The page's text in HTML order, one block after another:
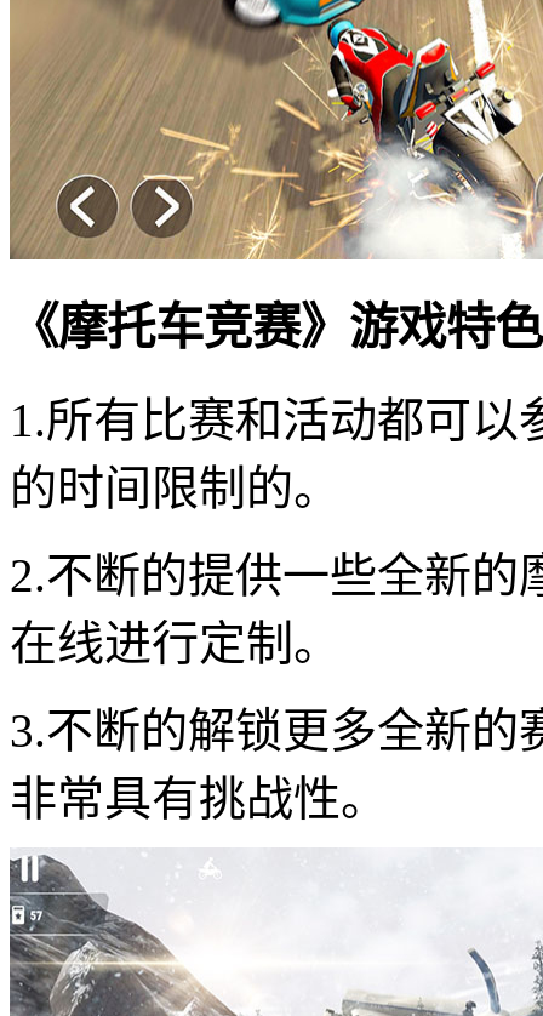
《摩托车竞赛》游戏特
1.所有比赛和活动都可
的时间限制的。
2.不断的提供一些全新
在线进行定制。
3.不断的解锁更多全新
非常具有挑战性。